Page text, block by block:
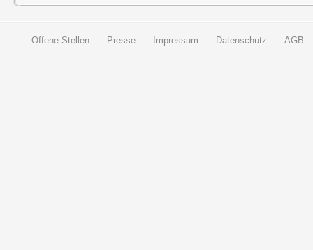
Offene Stellen Presse Impressum Datenschutz AGB